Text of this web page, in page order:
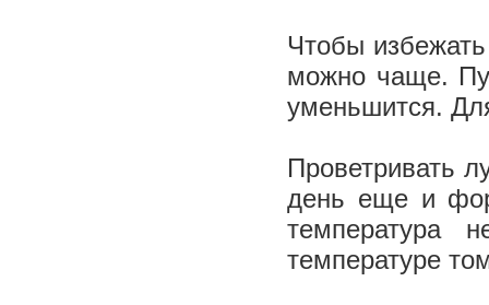
Чтобы
можно чаще.
уменьшится.
Проветривать
день еще и
температура
температуре